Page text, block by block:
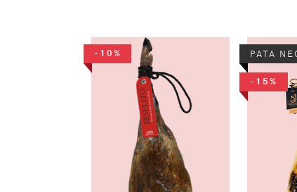
-10% PATA
-15%